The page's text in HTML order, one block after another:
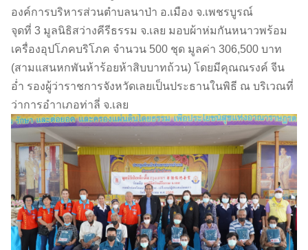
องค์การบริหารส่วนตําบลนาป่า อ.เมือง จ.เพชรบูรณ์
จุดที่ 3 มูลนิธิสว่างคีรีธรรม จ.เลย มอบผ้าห่มกันหนาวพร้อม
เครื่องอุปโภคบริโภค จำนวน 500 ชุด มูลค่า 306,500 บาท
(สามแสนหกพันห้าร้อยห้าสิบบาทถ้วน) โดยมีคุณณรงค์ จีน
อ่ำ รองผู้ว่าราชการจังหวัดเลยเป็นประธานในพิธี ณ บริเวณที่
ว่าการอําาเภอท่าลี่ จ.เลย